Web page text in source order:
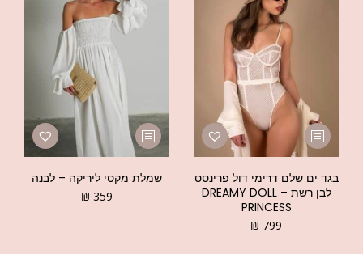
בגד ים שלם דרימי דול פרינסס
לבן רשת – DREAMY DOLL
PRINCESS
₪ 799
שמלת מקסי ליריקה – לבנה
₪ 359